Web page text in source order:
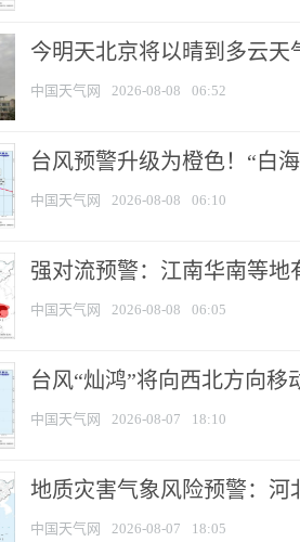
今明天北京将以晴到多云
中国天气网 2026-08-08 06:52
台风预警升级为橙色！“白
中国天气网 2026-08-08 06:10
强对流预警：江南华南等地
中国天气网 2026-08-08 06:05
台风“灿鸿”将向西北方向移
中国天气网 2026-08-07 18:10
地质灾害气象风险预警：河
中国天气网 2026-08-07 18:05